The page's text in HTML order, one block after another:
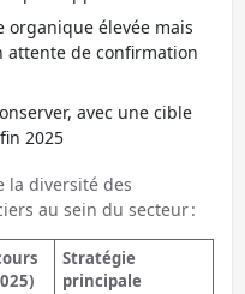
organique élevée mais
attente de confirmation
avec une cible
2025
la diversité des
au sein du secteur :
Stratégie
principale